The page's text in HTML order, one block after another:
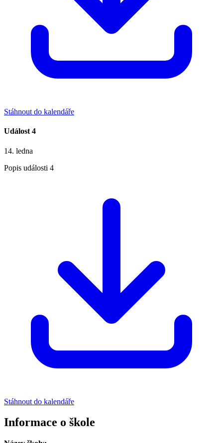
Stáhnout do kalendáře
Událost 4
14. ledna
Popis události 4
Stáhnout do kalendáře
Informace o škole